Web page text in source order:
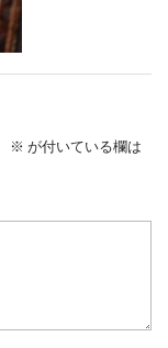
※ が付いている欄は